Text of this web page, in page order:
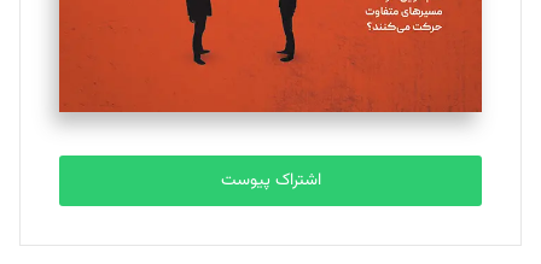
تحریریه
مصطفی مسجدی آرانی
تحریریه
بابک نقاش
تحریریه
اشتراک پیوست